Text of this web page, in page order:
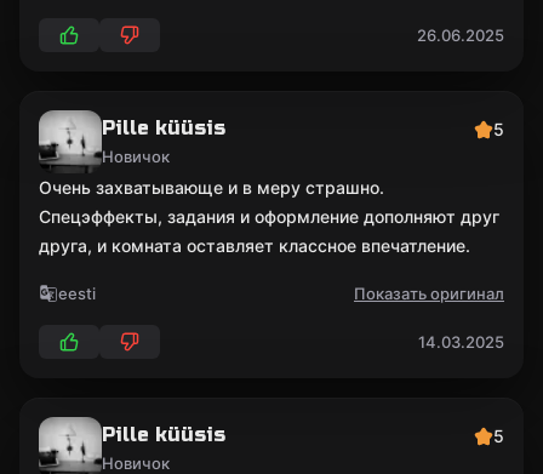
26.06.2025
Pille küüsis
Новичок
5
Очень захватывающе и в меру страшно.
Спецэффекты, задания и оформление дополняют друг
друга, и комната оставляет классное впечатление.
eesti Показать оригинал
14.03.2025
Pille küüsis
Новичок
5